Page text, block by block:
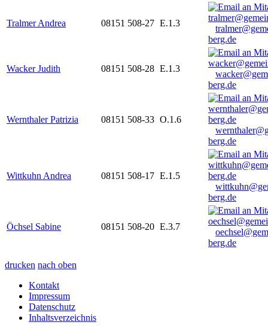
Tralmer Andrea 08151 508-27 E.1.3
berg.de
Wacker Judith 08151 508-28 E.1.3
berg.de
Wernthaler Patrizia 08151 508-33 O.1.6
berg.de
Wittkuhn Andrea 08151 508-17 E.1.5
berg.de
Öchsel Sabine 08151 508-20 E.3.7
berg.de
drucken nach oben
Kontakt
Impressum
Datenschutz
Inhaltsverzeichnis